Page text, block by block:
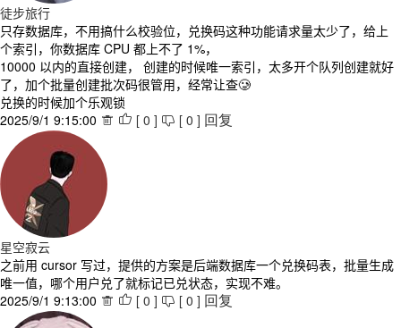
徒步旅行
只存数据库，不用搞什么校验位，兑换码这种功能请求量太少了，给上
个索引，你数据库 CPU 都上不了 1%，
10000 以内的直接创建， 创建的时候唯一索引，太多开个队列创建就好
了，加个批量创建批次码很管用，经常让查🥲
兑换的时候加个乐观锁
2025/9/1 9:15:00   [ 0 ]  [ 0 ] 回复
星空寂云
之前用 cursor 写过，提供的方案是后端数据库一个兑换码表，批量生成
唯一值，哪个用户兑了就标记已兑状态，实现不难。
2025/9/1 9:13:00   [ 0 ]  [ 0 ] 回复